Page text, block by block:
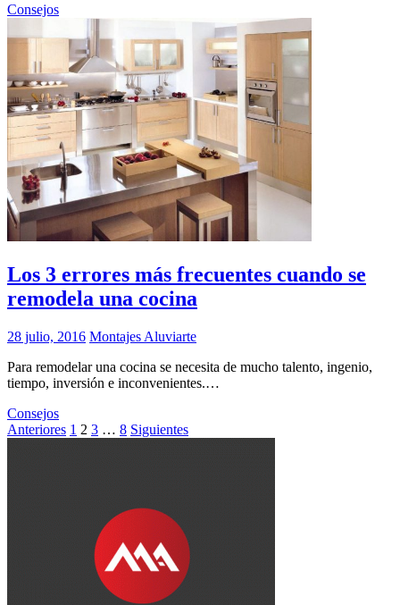
Consejos
Los 3 errores más frecuentes cuando se
remodela una cocina
28 julio, 2016 Montajes Aluviarte
Para remodelar una cocina se necesita de mucho talento, ingenio,
tiempo, inversión e inconvenientes.…
Consejos
Paginación
Anteriores 1 2 3 … 8 Siguientes